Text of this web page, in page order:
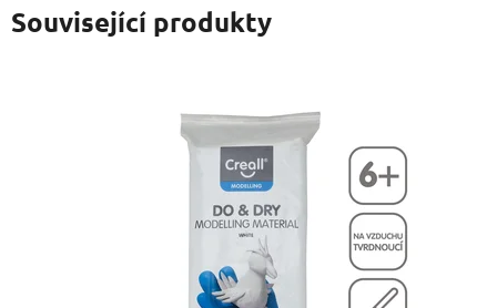
Související produkty